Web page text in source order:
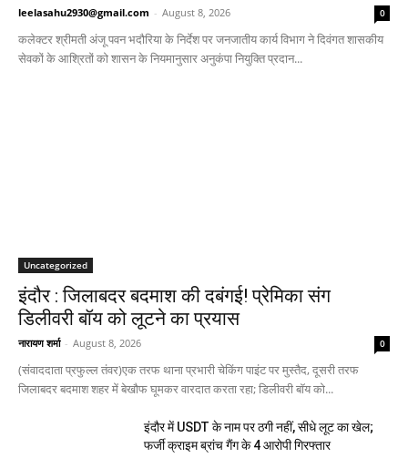
leelasahu2930@gmail.com - August 8, 2026 0
कलेक्टर श्रीमती अंजू पवन भदौरिया के निर्देश पर जनजातीय कार्य विभाग ने दिवंगत शासकीय
सेवकों के आश्रितों को शासन के नियमानुसार अनुकंपा नियुक्ति प्रदान...
Uncategorized
इंदौर : जिलाबदर बदमाश की दबंगई! प्रेमिका संग
डिलीवरी बॉय को लूटने का प्रयास
नारायण शर्मा - August 8, 2026 0
(संवाददाता प्रफुल्ल तंवर)एक तरफ थाना प्रभारी चेकिंग पाइंट पर मुस्तैद, दूसरी तरफ
जिलाबदर बदमाश शहर में बेखौफ घूमकर वारदात करता रहा; डिलीवरी बॉय को...
इंदौर में USDT के नाम पर ठगी नहीं, सीधे लूट का खेल;
फर्जी क्राइम ब्रांच गैंग के 4 आरोपी गिरफ्तार